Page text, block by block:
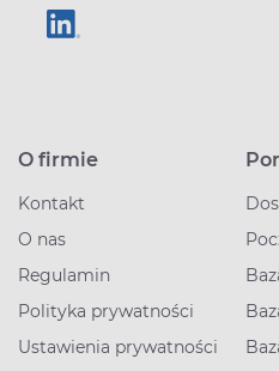
O firmie
Kontakt
O nas
Regulamin
Polityka prywatności
Ustawienia prywatności